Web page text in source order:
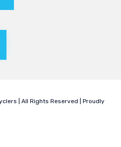
| All Rights Reserved | Proudly